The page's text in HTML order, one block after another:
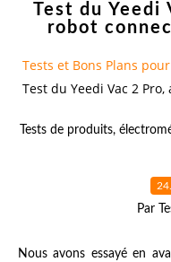
Test du
robot
Tests et Bons Plans
Test du Yeedi Vac 2
Tests de produits,
Par
Nous avons essayé en